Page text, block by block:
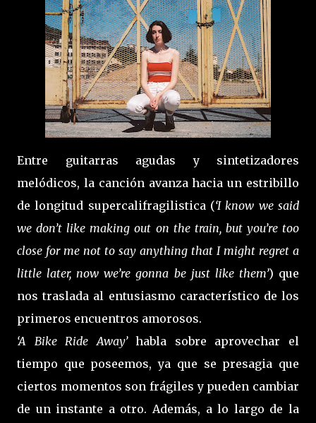
Entre guitarras agudas y sintetizadores
melódicos, la canción avanza hacia un estribillo
de longitud supercalifragilistica (‘I know we said
we don’t like making out on the train, but you’re too
close for me not to say anything that I might regret a
little later, now we’re gonna be just like them’) que
nos traslada al entusiasmo característico de los
primeros encuentros amorosos.
‘A Bike Ride Away’habla sobre aprovechar el
tiempo que poseemos, ya que se presagia que
ciertos momentos son frágiles y pueden cambiar
de un instante a otro. Además, a lo largo de la